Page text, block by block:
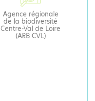
Agence régionale
de la biodiversité
Centre-Val de Loire
(ARB CVL)